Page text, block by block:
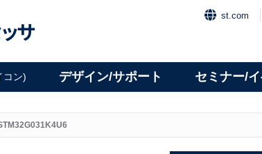
サ
st.com
コン) デザイン/サポート セミナー/